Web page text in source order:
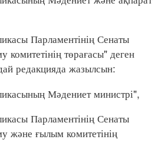
Парламентінің Сенаты
комитетінің төрағасы" деген
редакцияда жазылсын:
Мәдениет министрі",
Парламентінің Сенаты
және ғылым комитетінің